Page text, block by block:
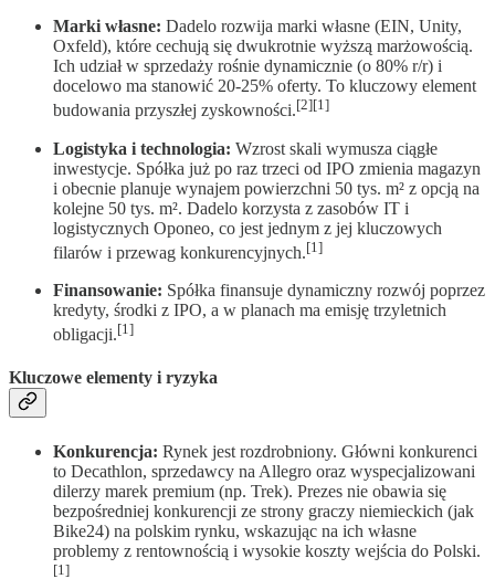
Marki własne: Dadelo rozwija marki własne (EIN, Unity,
Oxfeld), które cechują się dwukrotnie wyższą marżowością.
Ich udział w sprzedaży rośnie dynamicznie (o 80% r/r) i
docelowo ma stanowić 20-25% oferty. To kluczowy element
budowania przyszłej zyskowności.[2][1]
Logistyka i technologia: Wzrost skali wymusza ciągłe
inwestycje. Spółka już po raz trzeci od IPO zmienia magazyn
i obecnie planuje wynajem powierzchni 50 tys. m² z opcją na
kolejne 50 tys. m². Dadelo korzysta z zasobów IT i
logistycznych Oponeo, co jest jednym z jej kluczowych
filarów i przewag konkurencyjnych.[1]
Finansowanie: Spółka finansuje dynamiczny rozwój poprzez
kredyty, środki z IPO, a w planach ma emisję trzyletnich
obligacji.[1]
Kluczowe elementy i ryzyka
Konkurencja: Rynek jest rozdrobniony. Główni konkurenci
to Decathlon, sprzedawcy na Allegro oraz wyspecjalizowani
dilerzy marek premium (np. Trek). Prezes nie obawia się
bezpośredniej konkurencji ze strony graczy niemieckich (jak
Bike24) na polskim rynku, wskazując na ich własne
problemy z rentownością i wysokie koszty wejścia do Polski.
[1]